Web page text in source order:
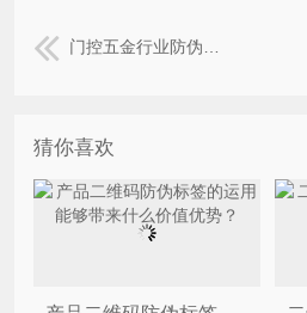
门控五金行业防伪标签定制方案，杜绝假货与窜货乱象
猜你喜欢